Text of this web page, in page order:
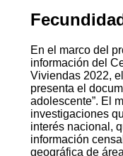
En el marco del
información del
Viviendas 2022,
presenta el
adolescente”. El
investigaciones
interés nacional,
información
geográfica de